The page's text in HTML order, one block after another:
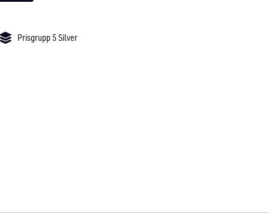
Prisgrupp 5 Silver